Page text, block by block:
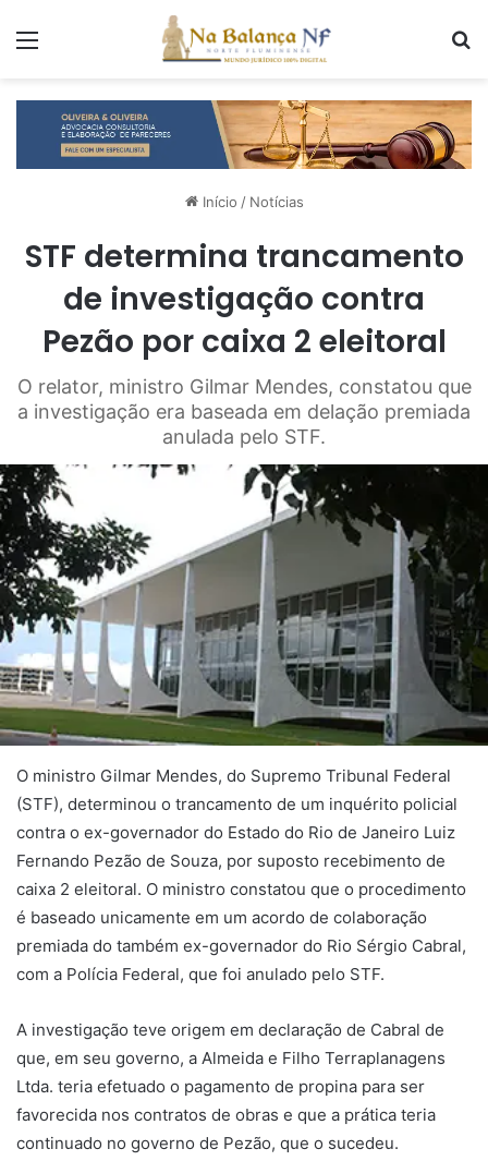
Início / Notícias
STF determina trancamento
de investigação contra
Pezão por caixa 2 eleitoral
O relator, ministro Gilmar Mendes, constatou que
a investigação era baseada em delação premiada
anulada pelo STF.
O ministro Gilmar Mendes, do Supremo Tribunal Federal
(STF), determinou o trancamento de um inquérito policial
contra o ex-governador do Estado do Rio de Janeiro Luiz
Fernando Pezão de Souza, por suposto recebimento de
caixa 2 eleitoral. O ministro constatou que o procedimento
é baseado unicamente em um acordo de colaboração
premiada do também ex-governador do Rio Sérgio Cabral,
com a Polícia Federal, que foi anulado pelo STF.
A investigação teve origem em declaração de Cabral de
que, em seu governo, a Almeida e Filho Terraplanagens
Ltda. teria efetuado o pagamento de propina para ser
favorecida nos contratos de obras e que a prática teria
continuado no governo de Pezão, que o sucedeu.